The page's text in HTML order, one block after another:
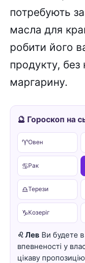
потребують
масла для
робити його
продукту, без
маргарину.
🔮 Гороскоп на
♈Овен
♋Рак
♎Терези
♑Козеріг
♌ Лев Ви будете
впевненості у
цікаву